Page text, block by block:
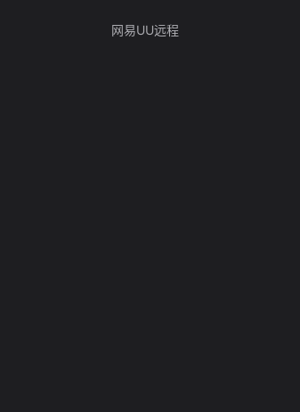
网易UU远程